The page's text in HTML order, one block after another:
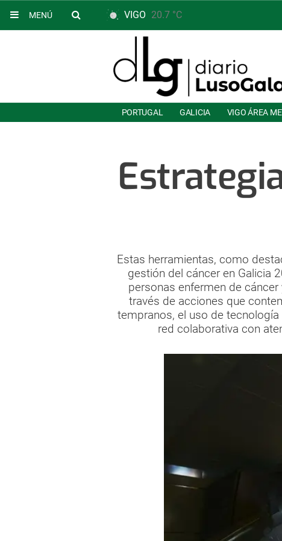
MENÚ VIGO 20.7 °C
PORTUGAL GALICIA VIGO ÁREA
Estas herramientas, como
gestión del cáncer en Galicia
personas enfermen de
través de acciones que
tempranos, el uso de
red colaborativa con